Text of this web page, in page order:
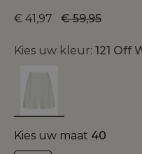
€ 59,95
€ 41,97
Kies uw kleur: 121 Off
Kies uw maat 40